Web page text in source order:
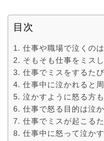
目次
仕事や職場で泣くの
そもそも仕事をミス
仕事でミスをするた
仕事中に泣かれると
泣かすように怒る方
仕事で怒る目的は泣
仕事でミスが起こる
仕事中に怒って泣か